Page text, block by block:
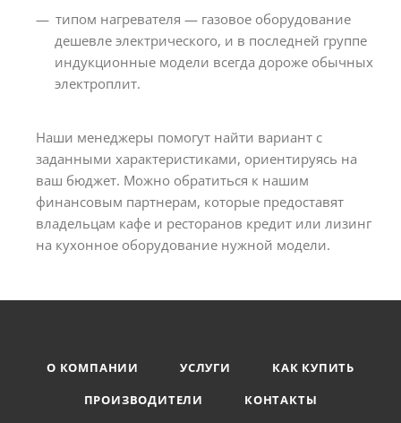
типом нагревателя — газовое оборудование
дешевле электрического, и в последней группе
индукционные модели всегда дороже обычных
электроплит.
Наши менеджеры помогут найти вариант с
заданными характеристиками, ориентируясь на
ваш бюджет. Можно обратиться к нашим
финансовым партнерам, которые предоставят
владельцам кафе и ресторанов кредит или лизинг
на кухонное оборудование нужной модели.
О КОМПАНИИ УСЛУГИ
КАК КУПИТЬ
ПРОИЗВОДИТЕЛИ
КОНТАКТЫ